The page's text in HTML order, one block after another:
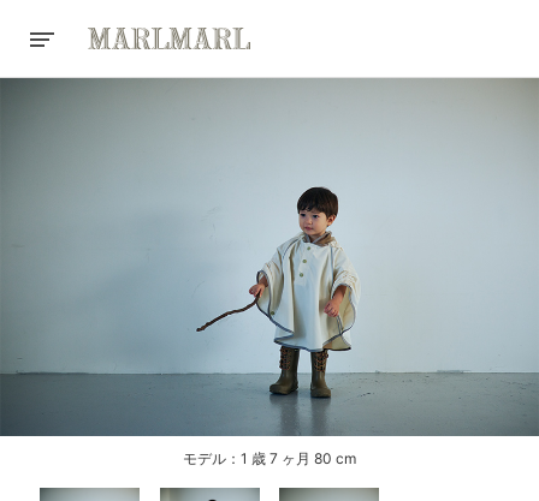
モデル：1 歳 7 ヶ月 80 cm